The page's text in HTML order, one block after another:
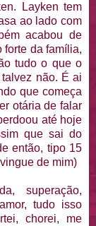
Layken tem
ao lado com
acabou de
forte da família,
tudo o que o
não. É ai
que começa
otária de falar
até hoje
que sai do
então, tipo 15
de mim)
superação,
tudo isso
chorei, me